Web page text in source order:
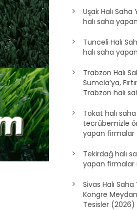
Uşak Halı Saha
halı saha
Tunceli Halı
halı saha
Trabzon Halı
Sümela’ya,
Trabzon halı
Tokat halı saha
tecrübemizle
yapan firmalar
Tekirdağ halı
yapan firmalar
Sivas Halı Saha
Kongre
Tesisler (2026)